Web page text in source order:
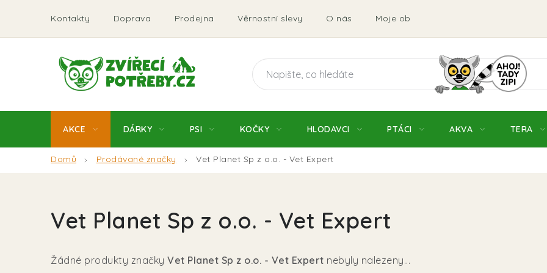
obsah
Kontakty Doprava Prodejna Věrnostní slevy O nás Moje objednávka Obchodní
AKCE DÁRKY PSI KOČKY HLODAVCI PTÁCI AKVA TERA
Domů Prodávané značky Vet Planet Sp z o.o. - Vet Expert
Vet Planet Sp z o.o. - Vet Expert
Žádné produkty značky Vet Planet Sp z o.o. - Vet Expert nebyly nalezeny...